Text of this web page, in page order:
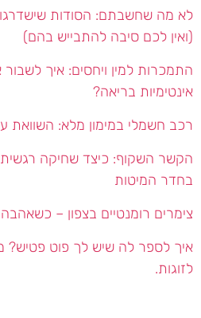
לא מה שחשבתם: הסודות
(ואין לכם סיבה להתבייש בהם)
התמכרות למין ויחסים: איך
אינטימיות בריאה?
רכב חשמלי במימון מלא: השוואת
הקשר השקוף: כיצד שחיקה
בחדר המיטות
צימרים רומנטיים בצפון –
איך לספר לה שיש לך פוט פטיש?
לזוגות.